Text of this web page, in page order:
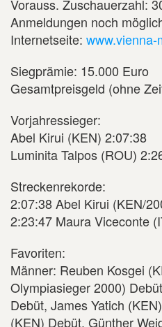
Vorauss. Zuschauerzahl:
Anmeldungen noch
Internetseite: www.vienna-
Siegprämie: 15.000 Euro
Gesamtpreisgeld (ohne
Vorjahressieger:
Abel Kirui (KEN) 2:07:38
Luminita Talpos (ROU)
Streckenrekorde:
2:07:38 Abel Kirui (KEN/
2:23:47 Maura Viceconte
Favoriten:
Männer: Reuben Kosgei
Olympiasieger 2000)
Debüt, James Yatich
(KEN) Debüt, Günther